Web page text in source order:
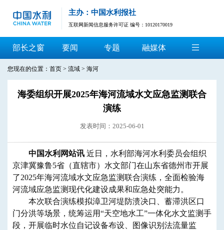
主办：中国水利报社
互联网新闻信息服务许可证 编号：10120170019
部长之窗 要闻 专题 融媒体
您现在的位置： 首页 > 流域 > 海河
海委组织开展2025年海河流域水文应急监测联合
演练
发表时间：2025-06-01
中国水利网站讯 近日，水利部海河水利委员会组织
京津冀豫鲁5省（直辖市）水文部门在山东省德州市开展
了2025年海河流域水文应急监测联合演练，全面检验海
河流域应急监测现代化建设成果和应急处突能力。
本次联合演练模拟漳卫河堤防溃决口、蓄滞洪区口
门分洪等场景，统筹运用“天空地水工”一体化水文监测手
段，开展临时水位自记设备布设、图像识别法流量监